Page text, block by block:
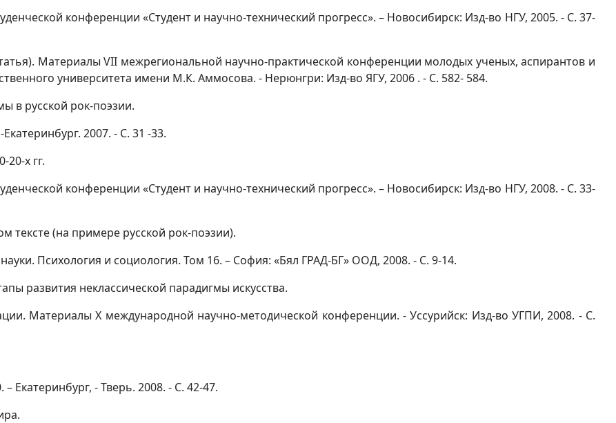
конференции «Студент и научно-технический прогресс». – Новосибирск: Изд-во НГУ, 2005. - С. 37-
МатериалыVII межрегиональной научно-практической конференции молодых ученых, аспирантов и
университета имени М.К. Аммосова. - Нерюнгри: Изд-во ЯГУ, 2006 . - С. 582- 584.
в русской рок-поэзии.
2007. - С. 31 -33.
х гг.
конференции «Студент и научно-технический прогресс». – Новосибирск: Изд-во НГУ, 2008. - С. 33-
тексте (на примере русской рок-поэзии).
Психология и социология. Том 16. – София: «Бял ГРАД-БГ» ООД, 2008. - С. 9-14.
развития неклассической парадигмы искусства.
Материалы Х международной научно-методической конференции. - Уссурийск: Изд-во УГПИ, 2008. - С.
Екатеринбург, - Тверь. 2008. - С. 42-47.